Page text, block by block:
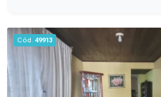
valorizado.
Cód. 49913